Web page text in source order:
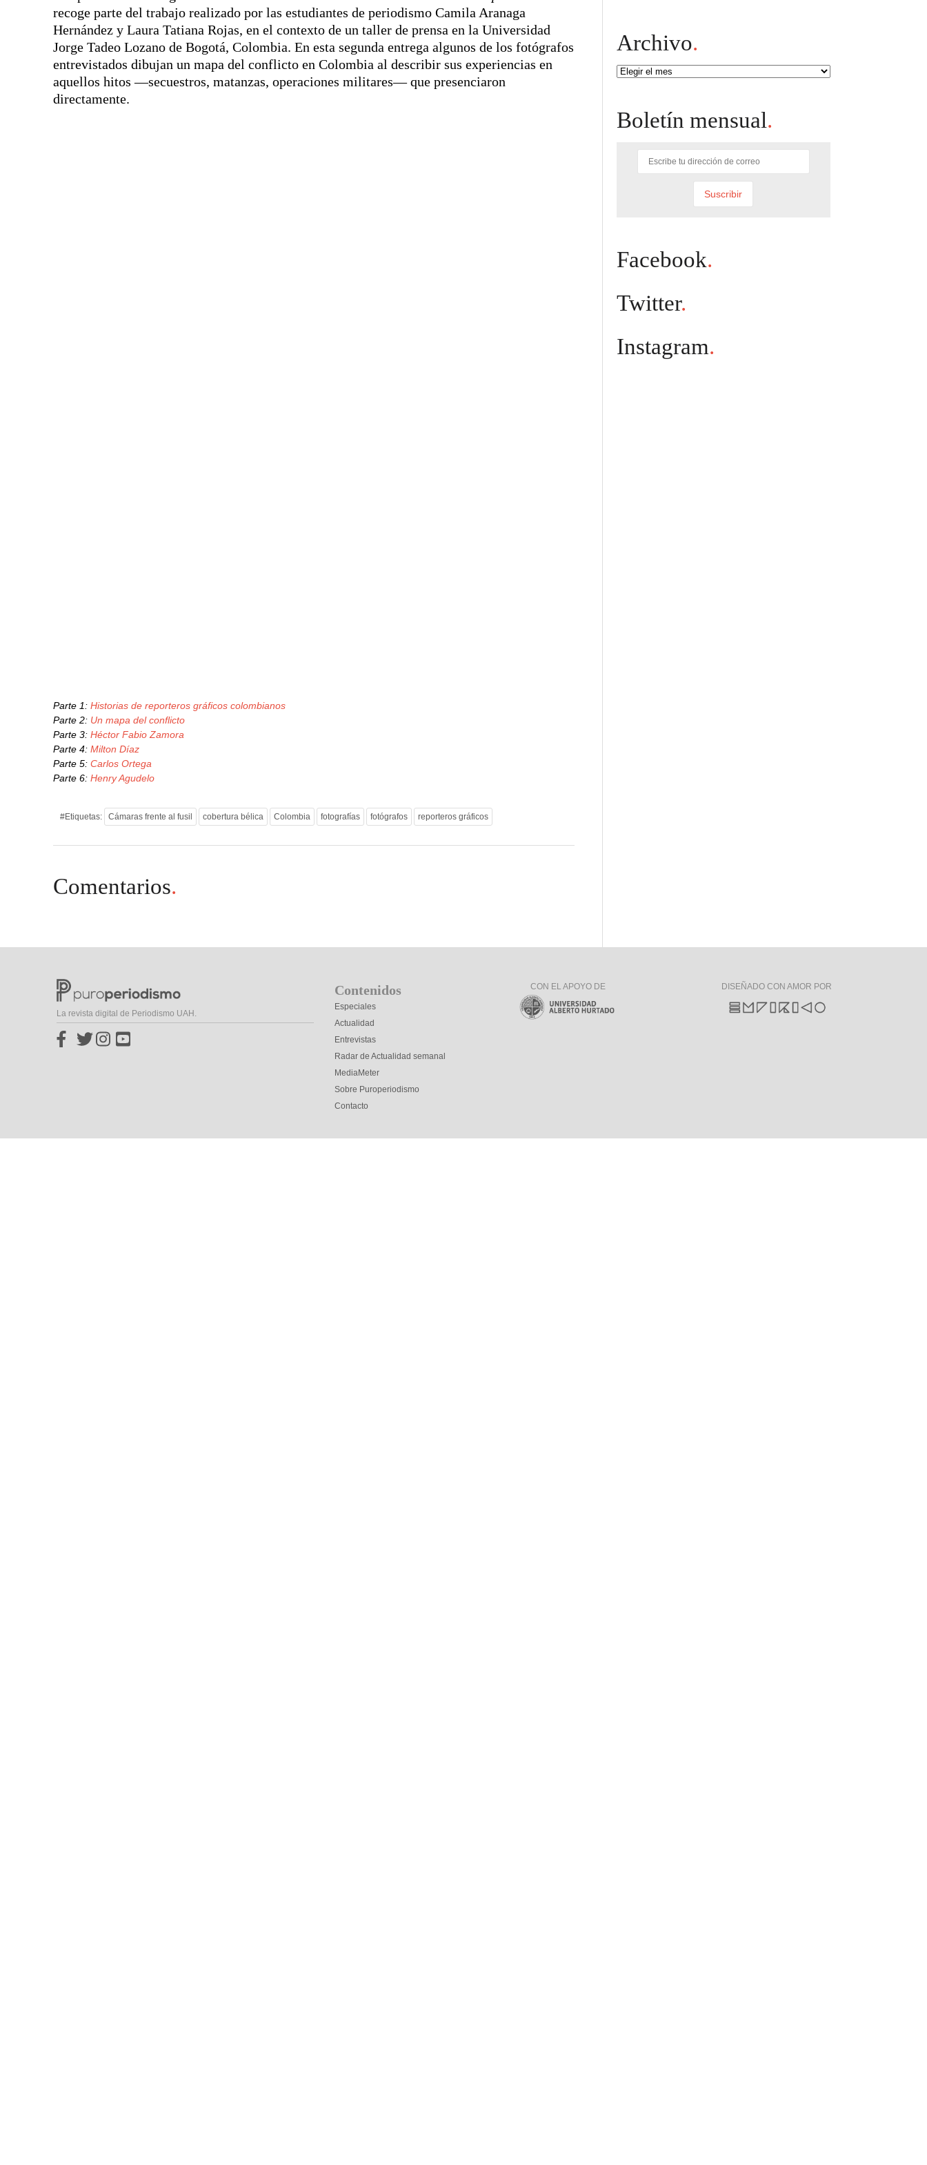
recoge parte del trabajo realizado por las estudiantes de periodismo Camila Aranaga
Hernández y Laura Tatiana Rojas, en el contexto de un taller de prensa en la Universidad
Jorge Tadeo Lozano de Bogotá, Colombia. En esta segunda entrega algunos de los fotógrafos
entrevistados dibujan un mapa del conflicto en Colombia al describir sus experiencias en
aquellos hitos —secuestros, matanzas, operaciones militares— que presenciaron
directamente.
Parte 1:Historias de reporteros gráficos colombianos
Parte 2: Un mapa del conflicto
Parte 3:Héctor Fabio Zamora
Parte 4:Milton Díaz
Parte 5:Carlos Ortega
Parte 6:Henry Agudelo
#Etiquetas: Cámaras frente al fusil cobertura bélica Colombia fotografías fotógrafos reporteros gráficos
Comentarios.
Archivo.
Archivo
Boletín mensual.
Facebook.
Twitter.
Instagram.
La revista digital de Periodismo UAH.
Contenidos
Especiales
Actualidad
Entrevistas
Radar de Actualidad semanal
MediaMeter
Sobre Puroperiodismo
Contacto
CON EL APOYO DE DISEÑADO CON AMOR POR